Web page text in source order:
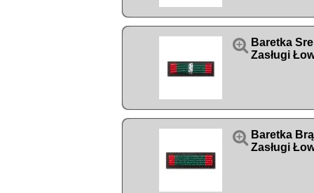
 Baretka
Zasługi
 Baretka
Zasługi